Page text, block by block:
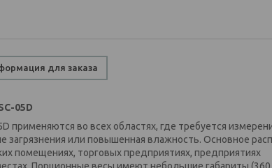
для заказа
05D
во всех областях, где требуется
или повышенная влажность. Основное
помещениях, торговых предприятиях, предприятиях